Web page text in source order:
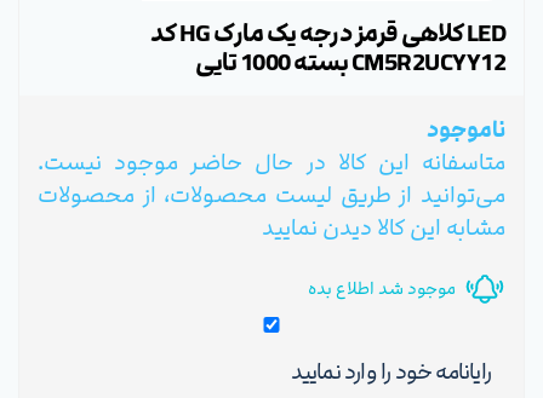
LED کلاهی قرمز درجه یک مارک HG کد
CM5R2UCYY12 بسته 1000 تایی
ناموجود
متاسفانه این کالا در حال حاضر موجود نیست.
می‌توانید از طریق لیست محصولات، از محصولات
مشابه این کالا دیدن نمایید
موجود شد اطلاع بده